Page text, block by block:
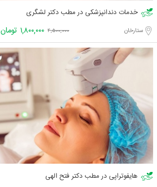
خدمات دندانپزشکی در مطب دکتر لشگری
ستارخان ۴,۵۰۰,۰۰۰ ۱,۸۰۰,۰۰۰ تومان
هایفوتراپی در مطب دکتر فتح الهی